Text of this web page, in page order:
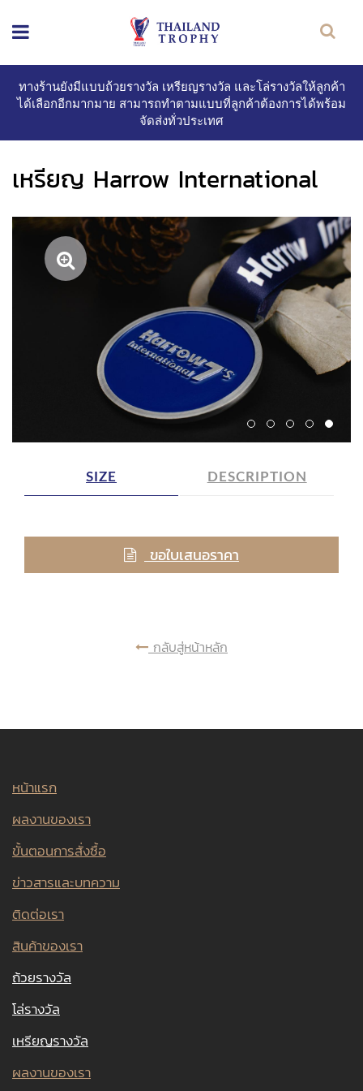
ทางร้านยังมีแบบถ้วยรางวัล เหรียญรางวัล และโล่รางวัลให้ลูกค้า
ได้เลือกอีกมากมาย สามารถทำตามแบบที่ลูกค้าต้องการได้พร้อม
จัดส่งทั่วประเทศ
เหรียญ Harrow International
SIZE DESCRIPTION
ขอใบเสนอราคา
กลับสู่หน้าหลัก
หน้าแรก
ผลงานของเรา
ขั้นตอนการสั่งซื้อ
ข่าวสารและบทความ
ติดต่อเรา
สินค้าของเรา
ถ้วยรางวัล
โล่รางวัล
เหรียญรางวัล
ผลงานของเรา